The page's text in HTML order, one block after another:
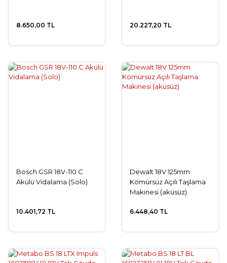
8.650,00 TL 20.227,20 TL
Bosch GSR 18V-110 C
Akülü Vidalama (Solo)
10.401,72 TL
Dewalt 18V 125mm
Kömürsüz Açılı Taşlama
Makinesi (aküsüz)
6.448,40 TL